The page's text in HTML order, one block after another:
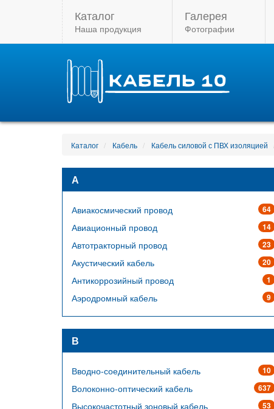
Каталог
Наша продукция
Галерея
Фотографии
Каталог Кабель Кабель силовой с ПВХ изоляцией
А
64
Авиакосмический провод
14
Авиационный провод
23
Автотракторный провод
20
Акустический кабель
1
Антикоррозийный провод
9
Аэродромный кабель
В
10
Вводно-соединительный кабель
637
Волоконно-оптический кабель
53
Высокочастотный зоновый кабель